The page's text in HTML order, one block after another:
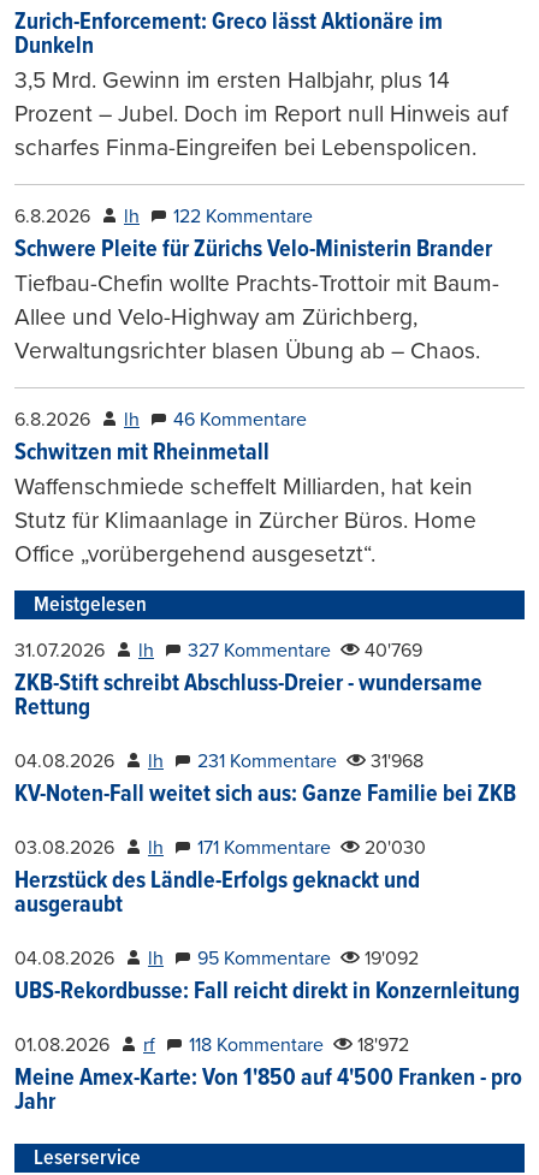
Zurich-Enforcement: Greco lässt Aktionäre im
Dunkeln
3,5 Mrd. Gewinn im ersten Halbjahr, plus 14
Prozent – Jubel. Doch im Report null Hinweis auf
scharfes Finma-Eingreifen bei Lebenspolicen.
6.8.2026 lh 122 Kommentare
Schwere Pleite für Zürichs Velo-Ministerin Brander
Tiefbau-Chefin wollte Prachts-Trottoir mit Baum-
Allee und Velo-Highway am Zürichberg,
Verwaltungsrichter blasen Übung ab – Chaos.
6.8.2026 lh 46 Kommentare
Schwitzen mit Rheinmetall
Waffenschmiede scheffelt Milliarden, hat kein
Stutz für Klimaanlage in Zürcher Büros. Home
Office „vorübergehend ausgesetzt“.
Meistgelesen
31.07.2026 lh 327 Kommentare 40'769
ZKB-Stift schreibt Abschluss-Dreier - wundersame
Rettung
04.08.2026 lh 231 Kommentare 31'968
KV-Noten-Fall weitet sich aus: Ganze Familie bei ZKB
03.08.2026 lh 171 Kommentare 20'030
Herzstück des Ländle-Erfolgs geknackt und
ausgeraubt
04.08.2026 lh 95 Kommentare 19'092
UBS-Rekordbusse: Fall reicht direkt in Konzernleitung
01.08.2026 rf 118 Kommentare 18'972
Meine Amex-Karte: Von 1'850 auf 4'500 Franken - pro
Jahr
Leserservice